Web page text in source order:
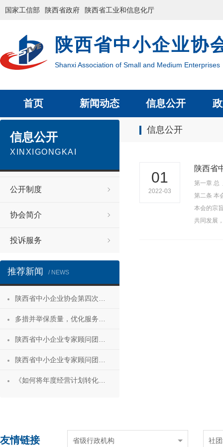
国家工信部 陕西省政府 陕西省工业和信息化厅
陕西省中小企业协
Shanxi Association of Small and Medium Enterprises
首页 新闻动态 信息公开
信息公开
信息公开
XINXIGONGKAI
公开制度
协会简介
投诉服务
推荐新闻 / NEWS
01
2022-03
陕西省
第一章 总
第二条 本
本会的宗
共同发展
友情链接 省级行政机构 社